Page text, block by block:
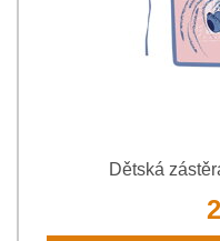
Dětská